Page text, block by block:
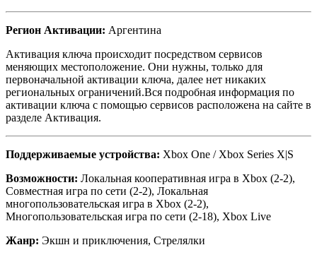
Регион Активации: Аргентина
Активация ключа происходит посредством сервисов
меняющих местоположение. Они нужны, только для
первоначальной активации ключа, далее нет никаких
региональных ограничений.Вся подробная информация по
активации ключа с помощью сервисов расположена на сайте в
разделе Активация.
Поддерживаемые устройства: Xbox One / Xbox Series X|S
Возможности: Локальная кооперативная игра в Xbox (2-2),
Совместная игра по сети (2-2), Локальная
многопользовательская игра в Xbox (2-2),
Многопользовательская игра по сети (2-18), Xbox Live
Жанр: Экшн и приключения, Стрелялки